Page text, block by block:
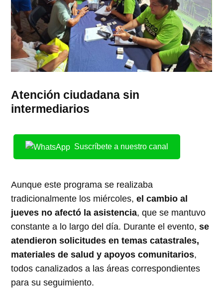
Atención ciudadana sin
intermediarios
Suscríbete a nuestro canal
Aunque este programa se realizaba
tradicionalmente los miércoles,el cambio al
jueves no afectó la asistencia, que se mantuvo
constante a lo largo del día. Durante el evento,se
atendieron solicitudes en temas catastrales,
materiales de salud y apoyos comunitarios,
todos canalizados a las áreas correspondientes
para su seguimiento.